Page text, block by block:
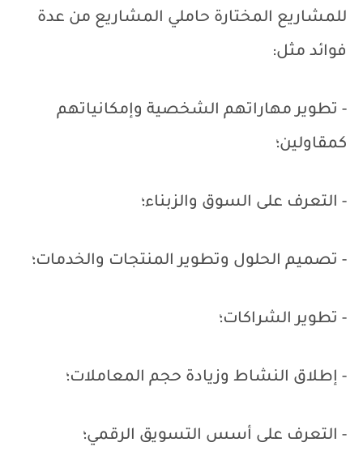
للمشاريع المختارة حاملي المشاريع من عدة
فوائد مثل:
- تطوير مهاراتهم الشخصية وإمكانياتهم
كمقاولين؛
- التعرف على السوق والزبناء؛
- تصميم الحلول وتطوير المنتجات والخدمات؛
- تطوير الشراكات؛
- إطلاق النشاط وزيادة حجم المعاملات؛
- التعرف على أسس التسويق الرقمي؛